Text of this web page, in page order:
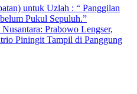
untuk Uzlah : “ Panggilan
Pukul Sepuluh.”
Prabowo Lengser,
Piningit Tampil di Panggung